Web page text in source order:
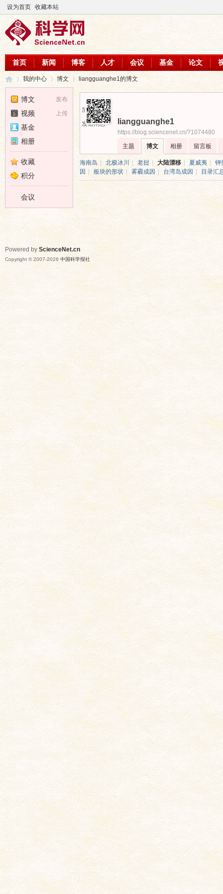
设为首页 收藏本站
首页 新闻 博客 人才 会议 基金 论文
›
我的中心 博文 liangguanghe1的博文
加为好友
发送消息
liangguanghe1
https://blog.sciencenet.cn/?1074480
主题
博文 相册 留言板
海南岛 北极冰川 老挝 大陆漂移 夏威夷
钾
因
板块的形状 雾霾成因 台湾岛成因 目录汇
发布
博文
上传
视频
基金
相册
收藏
积分
会议
Powered by ScienceNet.cn
Copyright © 2007-2026 中国科学报社